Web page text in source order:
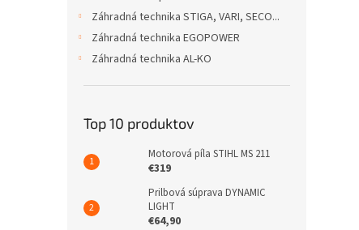
Záhradná technika STIGA, VARI, SECO...
Záhradná technika EGOPOWER
Záhradná technika AL-KO
Top 10 produktov
Motorová píla STIHL MS 211
€319
Prilbová súprava DYNAMIC
LIGHT
€64,90